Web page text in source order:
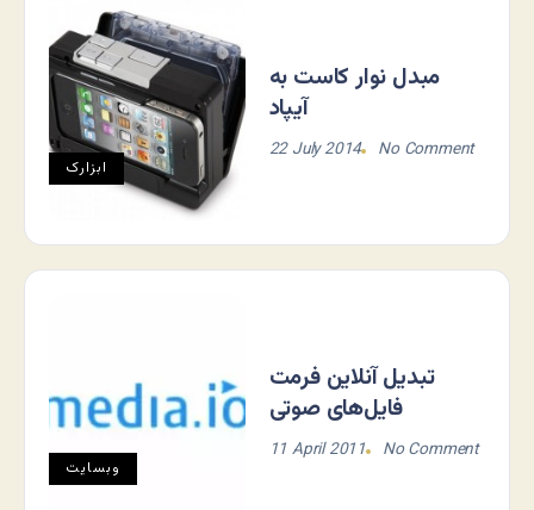
ابزارک
مبدل نوار کاست به
آیپاد
22 July 2014 No Comment
وبسایت
تبدیل آنلاین فرمت
فایل‌های صوتی
11 April 2011 No Comment